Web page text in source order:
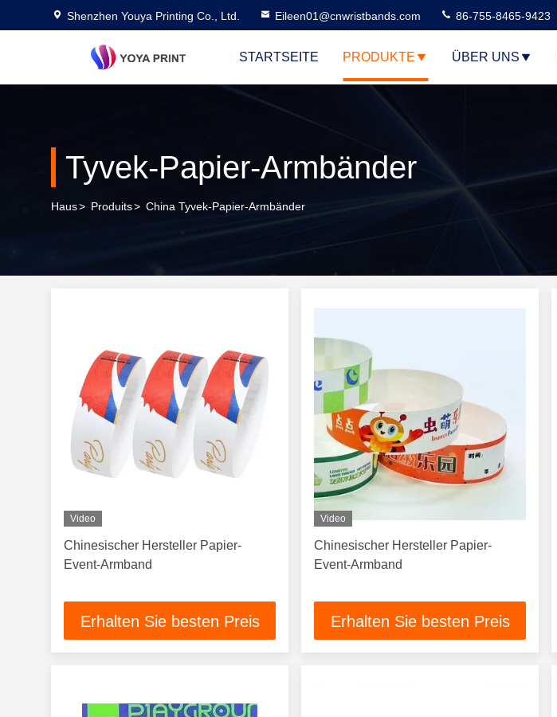
Shenzhen Youya Printing Co., Ltd. Eileen01@cnwristbands.com 86-755-8465-9423
STARTSEITE PRODUKTE ÜBER UNS
Tyvek-Papier-Armbänder
Haus> Produits> China Tyvek-Papier-Armbänder
Video
Chinesischer Hersteller Papier-
Event-Armband
Erhalten Sie besten Preis
Video
Chinesischer Hersteller Papier-
Event-Armband
Erhalten Sie besten Preis